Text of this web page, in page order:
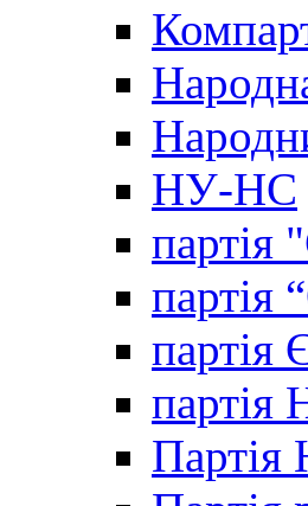
НУ-НС
партія
партія
партія
партія
Партія